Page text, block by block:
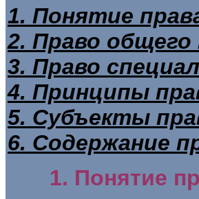
1. Понятие
2. Право общего
3. Право
4. Принципы
5. Субъекты
6. Содержание
1. Понятие